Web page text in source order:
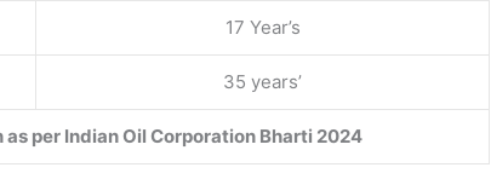
17 Year’s
35 years’
per Indian Oil Corporation Bharti 2024